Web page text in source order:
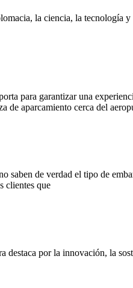
la ciencia, la tecnología
para garantizar una
de aparcamiento cerca del
saben de verdad el tipo de
clientes que
destaca por la innovación, la